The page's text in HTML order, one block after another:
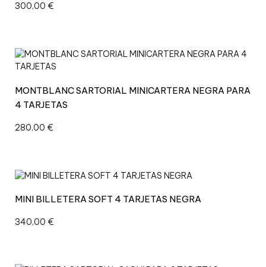
R
R
I
L
M
N
R
E
A
300,00 €
MONTBLANC SARTORIAL MINICARTERA NEGRA PARA
4 TARJETAS
280,00 €
MINI BILLETERA SOFT 4 TARJETAS NEGRA
340,00 €